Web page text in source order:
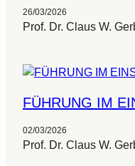
26/03/2026
Prof. Dr. Claus W.
FÜHRUNG IM
02/03/2026
Prof. Dr. Claus W.